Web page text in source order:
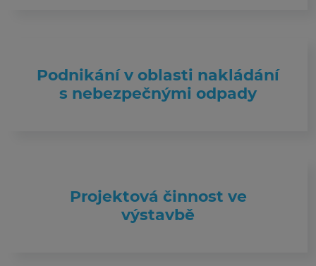
Podnikání v oblasti nakládání
s nebezpečnými odpady
Projektová činnost ve
výstavbě